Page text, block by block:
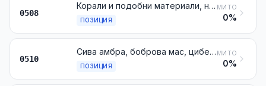
0508
Корали и подобни материали, необработени или само подготвени; черупки и обвивки от мекотели, от ракообразни или от иглокожи и кости от сепия, необработени или само подготвени, но неизрязани във форма, прах и отпадъци от същите
ПОЗИЦИЯ
МИТО
0%
0510
Сива амбра, боброва мас, цибетова мас и мускус; кантаридис; жлъчка, дори изсушена; жлези и други субстанции от животински произход, използвани за приготвяне на фармацевтични продукти, пресни, охладени, замразени или временно запазени по друг начин
ПОЗИЦИЯ
МИТО
0%